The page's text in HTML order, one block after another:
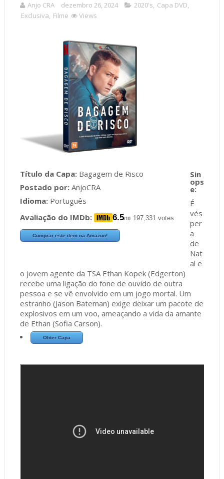
Anjo CRA dezembro 26, 2024 2020's, Capa DVD,
Exclusiva, Filme Views
Título da Capa:Bagagem de Risco
Postado por:AnjoCRA
Idioma:Português
Avaliação do IMDb:
6.5/10 197,331 votes
Comprar este item na Amazon!
É
vés
per
a
de
Nat
al e
o jovem agente da TSA Ethan Kopek (Edgerton)
recebe uma ligação do fone de ouvido de outra
pessoa e se vê envolvido em um jogo mortal. Um
estranho (Jason Bateman) exige deixar um pacote de
explosivos em um voo, ameaçando a vida da amante
de Ethan (Sofia Carson).
Obter Capa